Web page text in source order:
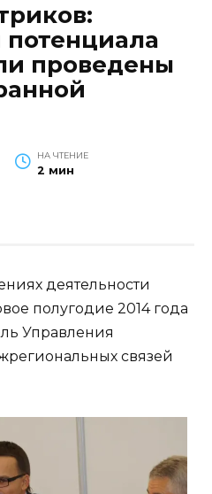
проведены
НА ЧТЕНИЕ
2 мин
деятельности
полугодие 2014 года
Управления
связей